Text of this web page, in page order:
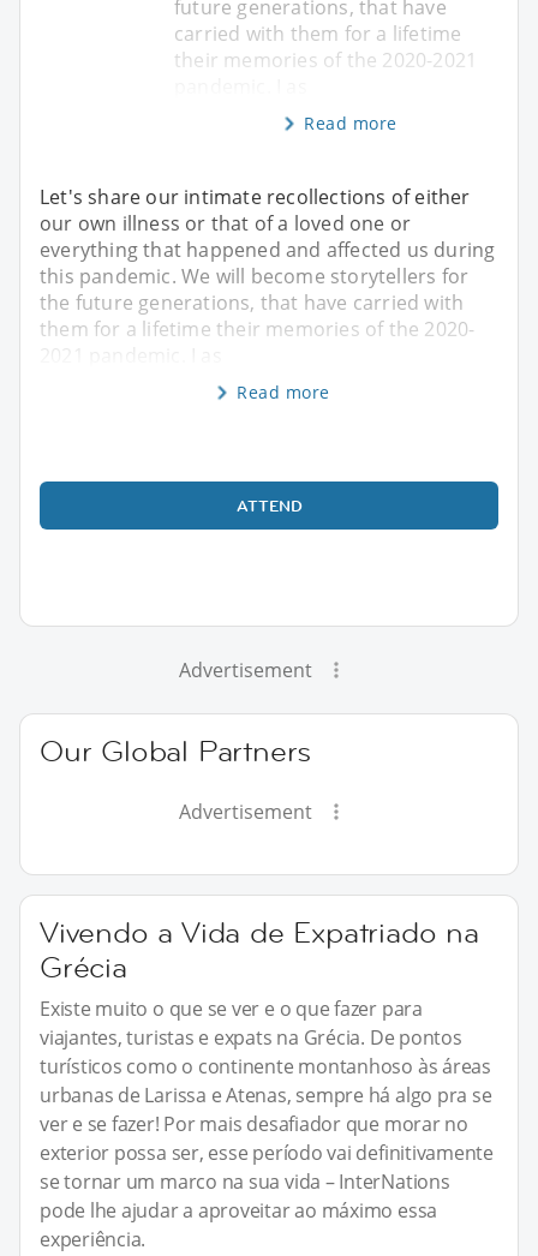
future generations, that have
carried with them for a lifetime
their memories of the 2020-2021
Read more
Let's share our intimate recollections of either
our own illness or that of a loved one or
everything that happened and affected us during
this pandemic. We will become storytellers for
the future generations, that have carried with
them for a lifetime their memories of the 2020-
Read more
ATTEND
Advertisement
Our Global Partners
Advertisement
Vivendo a Vida de Expatriado na
Grécia
Existe muito o que se ver e o que fazer para
viajantes, turistas e expats na Grécia. De pontos
turísticos como o continente montanhoso às áreas
urbanas de Larissa e Atenas, sempre há algo pra se
ver e se fazer! Por mais desafiador que morar no
exterior possa ser, esse período vai definitivamente
se tornar um marco na sua vida – InterNations
pode lhe ajudar a aproveitar ao máximo essa
experiência.